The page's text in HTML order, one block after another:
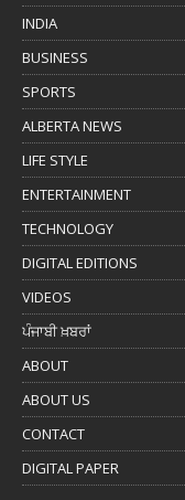
INDIA
BUSINESS
SPORTS
ALBERTA NEWS
LIFE STYLE
ENTERTAINMENT
TECHNOLOGY
DIGITAL EDITIONS
VIDEOS
ਪੰਜਾਬੀ ਖ਼ਬਰਾਂ
ABOUT
ABOUT US
CONTACT
DIGITAL PAPER